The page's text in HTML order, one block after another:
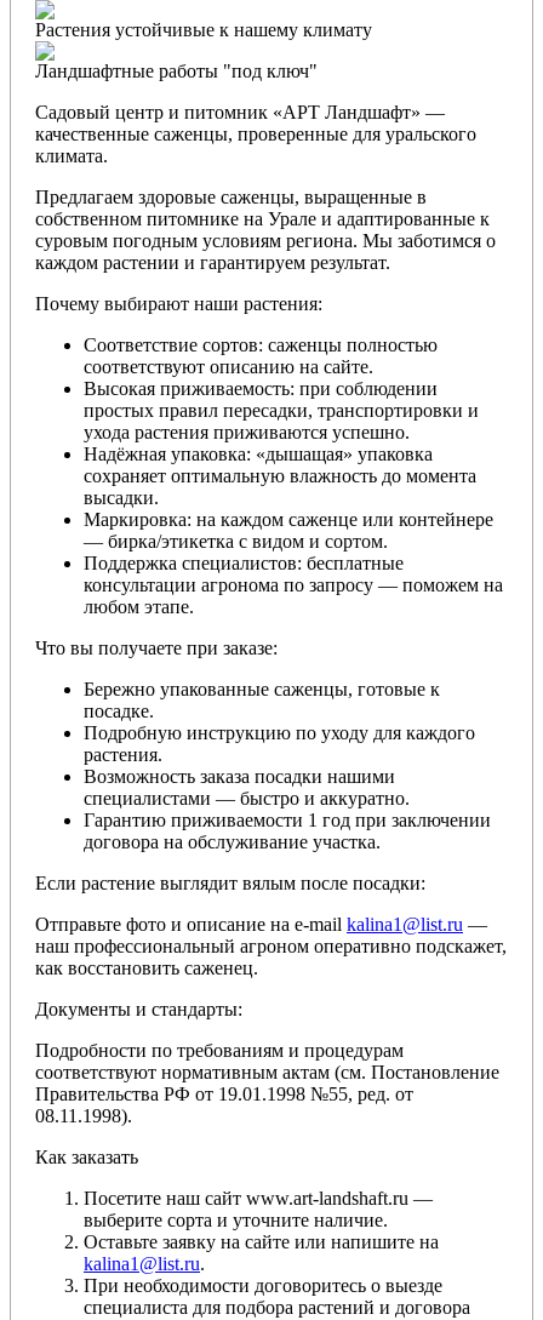
Растения устойчивые к нашему климату
Ландшафтные работы "под ключ"
Садовый центр и питомник «АРТ Ландшафт» —
качественные саженцы, проверенные для уральского
климата.
Предлагаем здоровые саженцы, выращенные в
собственном питомнике на Урале и адаптированные к
суровым погодным условиям региона. Мы заботимся о
каждом растении и гарантируем результат.
Почему выбирают наши растения:
Соответствие сортов: саженцы полностью
соответствуют описанию на сайте.
Высокая приживаемость: при соблюдении
простых правил пересадки, транспортировки и
ухода растения приживаются успешно.
Надёжная упаковка: «дышащая» упаковка
сохраняет оптимальную влажность до момента
высадки.
Маркировка: на каждом саженце или контейнере
— бирка/этикетка с видом и сортом.
Поддержка специалистов: бесплатные
консультации агронома по запросу — поможем на
любом этапе.
Что вы получаете при заказе:
Бережно упакованные саженцы, готовые к
посадке.
Подробную инструкцию по уходу для каждого
растения.
Возможность заказа посадки нашими
специалистами — быстро и аккуратно.
Гарантию приживаемости 1 год при заключении
договора на обслуживание участка.
Если растение выглядит вялым после посадки:
Отправьте фото и описание на e-mail kalina1@list.ru —
наш профессиональный агроном оперативно подскажет,
как восстановить саженец.
Документы и стандарты:
Подробности по требованиям и процедурам
соответствуют нормативным актам (см. Постановление
Правительства РФ от 19.01.1998 №55, ред. от
08.11.1998).
Как заказать
Посетите наш сайт www.art-landshaft.ru —
выберите сорта и уточните наличие.
Оставьте заявку на сайте или напишите на
kalina1@list.ru.
При необходимости договоритесь о выезде
специалиста для подбора растений и договора